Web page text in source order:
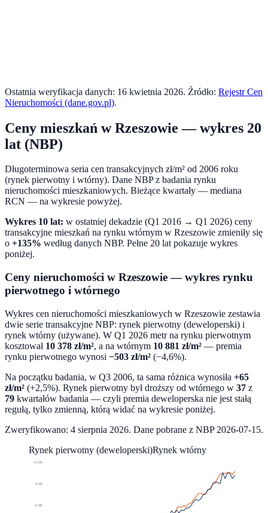
Ostatnia weryfikacja danych: 16 kwietnia 2026. Źródło: Rejestr Cen
Nieruchomości (dane.gov.pl).
Ceny mieszkań wRzeszowie — wykres 20
lat (NBP)
Długoterminowa seria cen transakcyjnych zł/m² od 2006 roku
(rynek pierwotny i wtórny). Dane NBP z badania rynku
nieruchomości mieszkaniowych. Bieżące kwartały — mediana
RCN — na wykresie powyżej.
Wykres 10 lat: w ostatniej dekadzie (Q1 2016 → Q1 2026) ceny
transakcyjne mieszkań na rynku wtórnym w Rzeszowie zmieniły się
o +135% według danych NBP. Pełne 20 lat pokazuje wykres
poniżej.
Ceny nieruchomości w Rzeszowie— wykres rynku
pierwotnego i wtórnego
Wykres cen nieruchomości mieszkaniowych w Rzeszowie zestawia
dwie serie transakcyjne NBP: rynek pierwotny (deweloperski) i
rynek wtórny (używane). W Q1 2026 metr na rynku pierwotnym
kosztował 10 378 zł/m², a na wtórnym 10 881 zł/m² — premia
rynku pierwotnego wynosi −503 zł/m² (−4,6%).
Na początku badania, w Q3 2006, ta sama różnica wynosiła +65
zł/m² (+2,5%). Rynek pierwotny był droższy od wtórnego w 37 z
79 kwartałów badania — czyli premia deweloperska nie jest stałą
regułą, tylko zmienną, którą widać na wykresie poniżej.
Zweryfikowano: 4 sierpnia 2026. Dane pobrane z NBP 2026-07-15.
Rynek pierwotny (deweloperski)Rynek wtórny
6,8K
9,4K
12,0K